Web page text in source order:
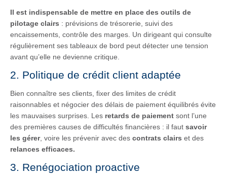
Il est indispensable de mettre en place des outils de
pilotage clairs : prévisions de trésorerie, suivi des
encaissements, contrôle des marges. Un dirigeant qui consulte
régulièrement ses tableaux de bord peut détecter une tension
avant qu’elle ne devienne critique.
2. Politique de crédit client adaptée
Bien connaître ses clients, fixer des limites de crédit
raisonnables et négocier des délais de paiement équilibrés évite
les mauvaises surprises. Les retards de paiement sont l’une
des premières causes de difficultés financières : il faut savoir
les gérer, voire les prévenir avec des contrats clairs et des
relances efficaces.
3. Renégociation proactive